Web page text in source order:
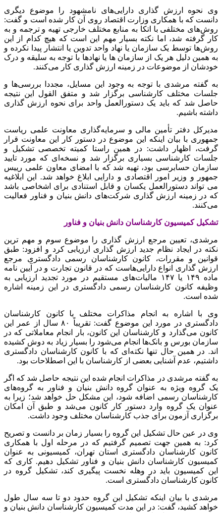
وی نحوه ارزش گذاری دارایی‌های نامشهود را موضوع دیگری
دانست که با همکاری وزارت اقتصاد روی آن کار شده است و گفت:
روش‌های مختلفی با اتکا به منابع مختلف خارجی تهیه و ترجمه و به
کار گرفته شد، اما نکته بسیار مهم این است که هیچ کدام از این
روش‌ها توسط یک سازمان یا نهاد واحد تدوین یا انتشار پیدا نکرده و
به همین دلیل هر یک از سازمان ها یا نهادها با توجه به سلیقه و درک
خودشان از موضوعات در زمینه ارزش گذاری کار می‌کنند.
به گفته مرشدی با توجه به وجود این مسایل، مجددا بررسی‌ها و
جلسات مختلف کارشناسی برگزار شد و متفق القول این نتیجه
حاصل شد که باید یک دستورالعمل واحد برای نحوه ارزش گذاری
داشته باشیم.
مدیرکل دفتر تأمین مالی و سرمایه‌گذاری معاونت علمی ریاست
جمهوری با بیان اینکه این موضوع در دستور کار این معاونت قرار
گرفت، اظهار داشت: در همین راستا کمیته تخصصی تشکیل و
جلسات کارشناسی بسیاری برگزار شد و نسخه‌ای که مورد تایید
سازمان حسابرسی بود، تهیه شد که با امضای معاون علمی رییس
جمهور و وزیر امور اقتصادی و دارایی ابلاغ خواهد شد. این ابلاغیه
می تواند دستورالعمل یکسان و قابل استنادی برای اشخاصی باشد
که در زمینه ارزش گذاری شرکت‌های دانش بنیان و فناور فعالیت
می‌کنند.
تشکیل کمیسیون کارشناسان دانش بنیان و فناور
مرشدی، تعیین مرجع ارزش گذاری را موضوع سوم و مهم ترین
نکته در ایجاد نظام جدید ارزش گذاری ارزیابی کرد و افزود: طبق
قوانین و مقررات، کانون کارشناسان رسمی دادگستری مرجع
ارزش گذاری انواع دارایی‌هاست که در قانون تجارت و در آیین نامه
ماده ۱۴۹ یا ۱۴۷ مالیات‌های مستقیم در مورد تجدید ارزیابی به
وظیفه کانون کارشناسان رسمی دادگستری در این زمینه اشاره
شده است.
وی با اشاره به انجام مذاکرات مختلف با کانون کارشناسان
دادگستری در مورد این موضوع گفت: تقریباً ۸۰ سال از عمر این
کانون می‌گذارد و کارشناسان این کانون، بار انجام معاملاتی که در
سازمان بورس و بانک‌ها انجام می‌شود را بسیار زیاد به دوش کشیده
اند. در همین حال تنها نکته‌ای که با کانون کارشناسان دادگستری
داشتیم، عدم آشنایی بعضی از کارشناسان با این اصطلاحات بود.
به گفته مرشدی در مذاکرات انجام شده این نتیجه حاصل شد که اگر
یک گروه ویژه به عنوان گروه دانش بنیان و فناور به گروه‌های
کارشناسان رسمی اضافه شود، این مشکل حل خواهد شد؛ زیرا به
عنوان یک گروه وارد دستور کار کانون می‌شد و طبق آن امکان
برگزاری آزمون برای جذب کارشناسان مختلف وجود داشت.
وی در عین حال تشکیل این گروه را بسیار زمان بر دانست و تصریح
کرد: به همین جهت تصمیم گرفتیم که در مرحله اول با همکاری
کانون کارشناسان دادگستری استان تهران، کمیسیونی به عنوان
کمیسیون کارشناسان دانش بنیان و فناور تشکیل دهیم. کاری که
این کمیسیون باید در وهله نخست پیگیری کند، تشکیل گروه در
کانون کارشناسان دادگستری است.
مرشدی با بیان اینکه تشکیل این گروه حدود دو تا سه سال طول
خواهد کشید، گفت: در این مدت کمیسیون کارشناسان دانش بنیان و